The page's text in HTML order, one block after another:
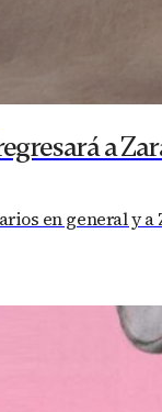
a
en general y